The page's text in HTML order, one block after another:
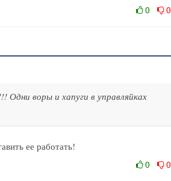
0 0
воры и хапуги в управляйках
ее работать!
0 0